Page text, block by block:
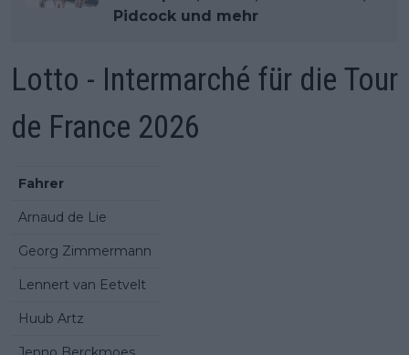
Pidcock und mehr
Lotto - Intermarché für die Tour
de France 2026
Fahrer
Arnaud de Lie
Georg Zimmermann
Lennert van Eetvelt
Huub Artz